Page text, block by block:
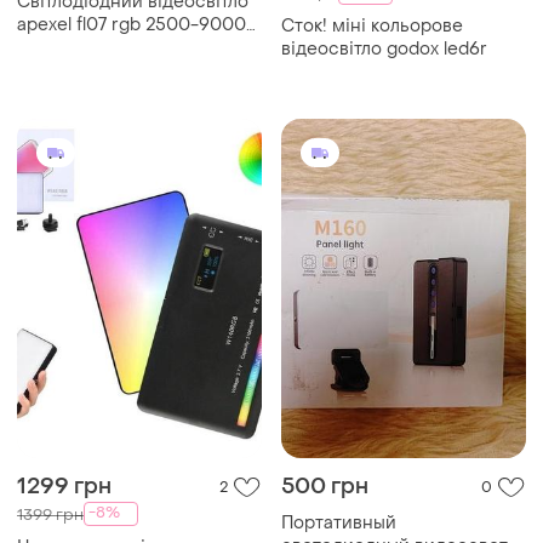
apexel fl07 rgb 2500-9000
Сток! міні кольорове
відеосвітло godox led6r
1299 грн 2
1399 грн -8%
500 грн 0
Портативный